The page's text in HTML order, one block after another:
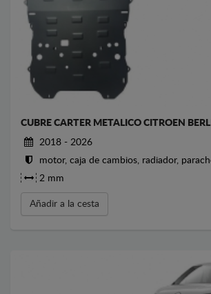
CUBRE CARTER METALICO CITROEN
2018 - 2026
motor, caja de cambios, radiador,
2 mm
Añadir a la cesta